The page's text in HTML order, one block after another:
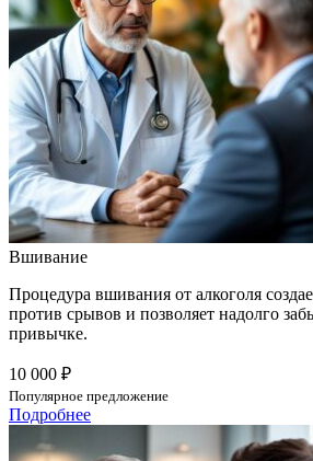
Вшивание
Процедура вшивания от алкоголя
против срывов и позволяет надолго
привычке.
10 000 ₽
Популярное предложение
Подробнее